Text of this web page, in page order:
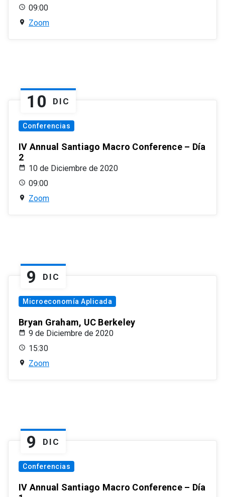
09:00
Zoom
10 DIC
Conferencias
IV Annual Santiago Macro Conference – Día
2
10 de Diciembre de 2020
09:00
Zoom
9 DIC
Microeconomía Aplicada
Bryan Graham, UC Berkeley
9 de Diciembre de 2020
15:30
Zoom
9 DIC
Conferencias
IV Annual Santiago Macro Conference – Día